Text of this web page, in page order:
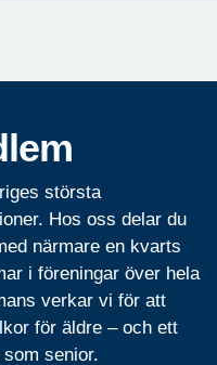
största
Hos oss delar du
närmare en kvarts
i föreningar över hela
verkar vi för att
för äldre – och ett
senior.